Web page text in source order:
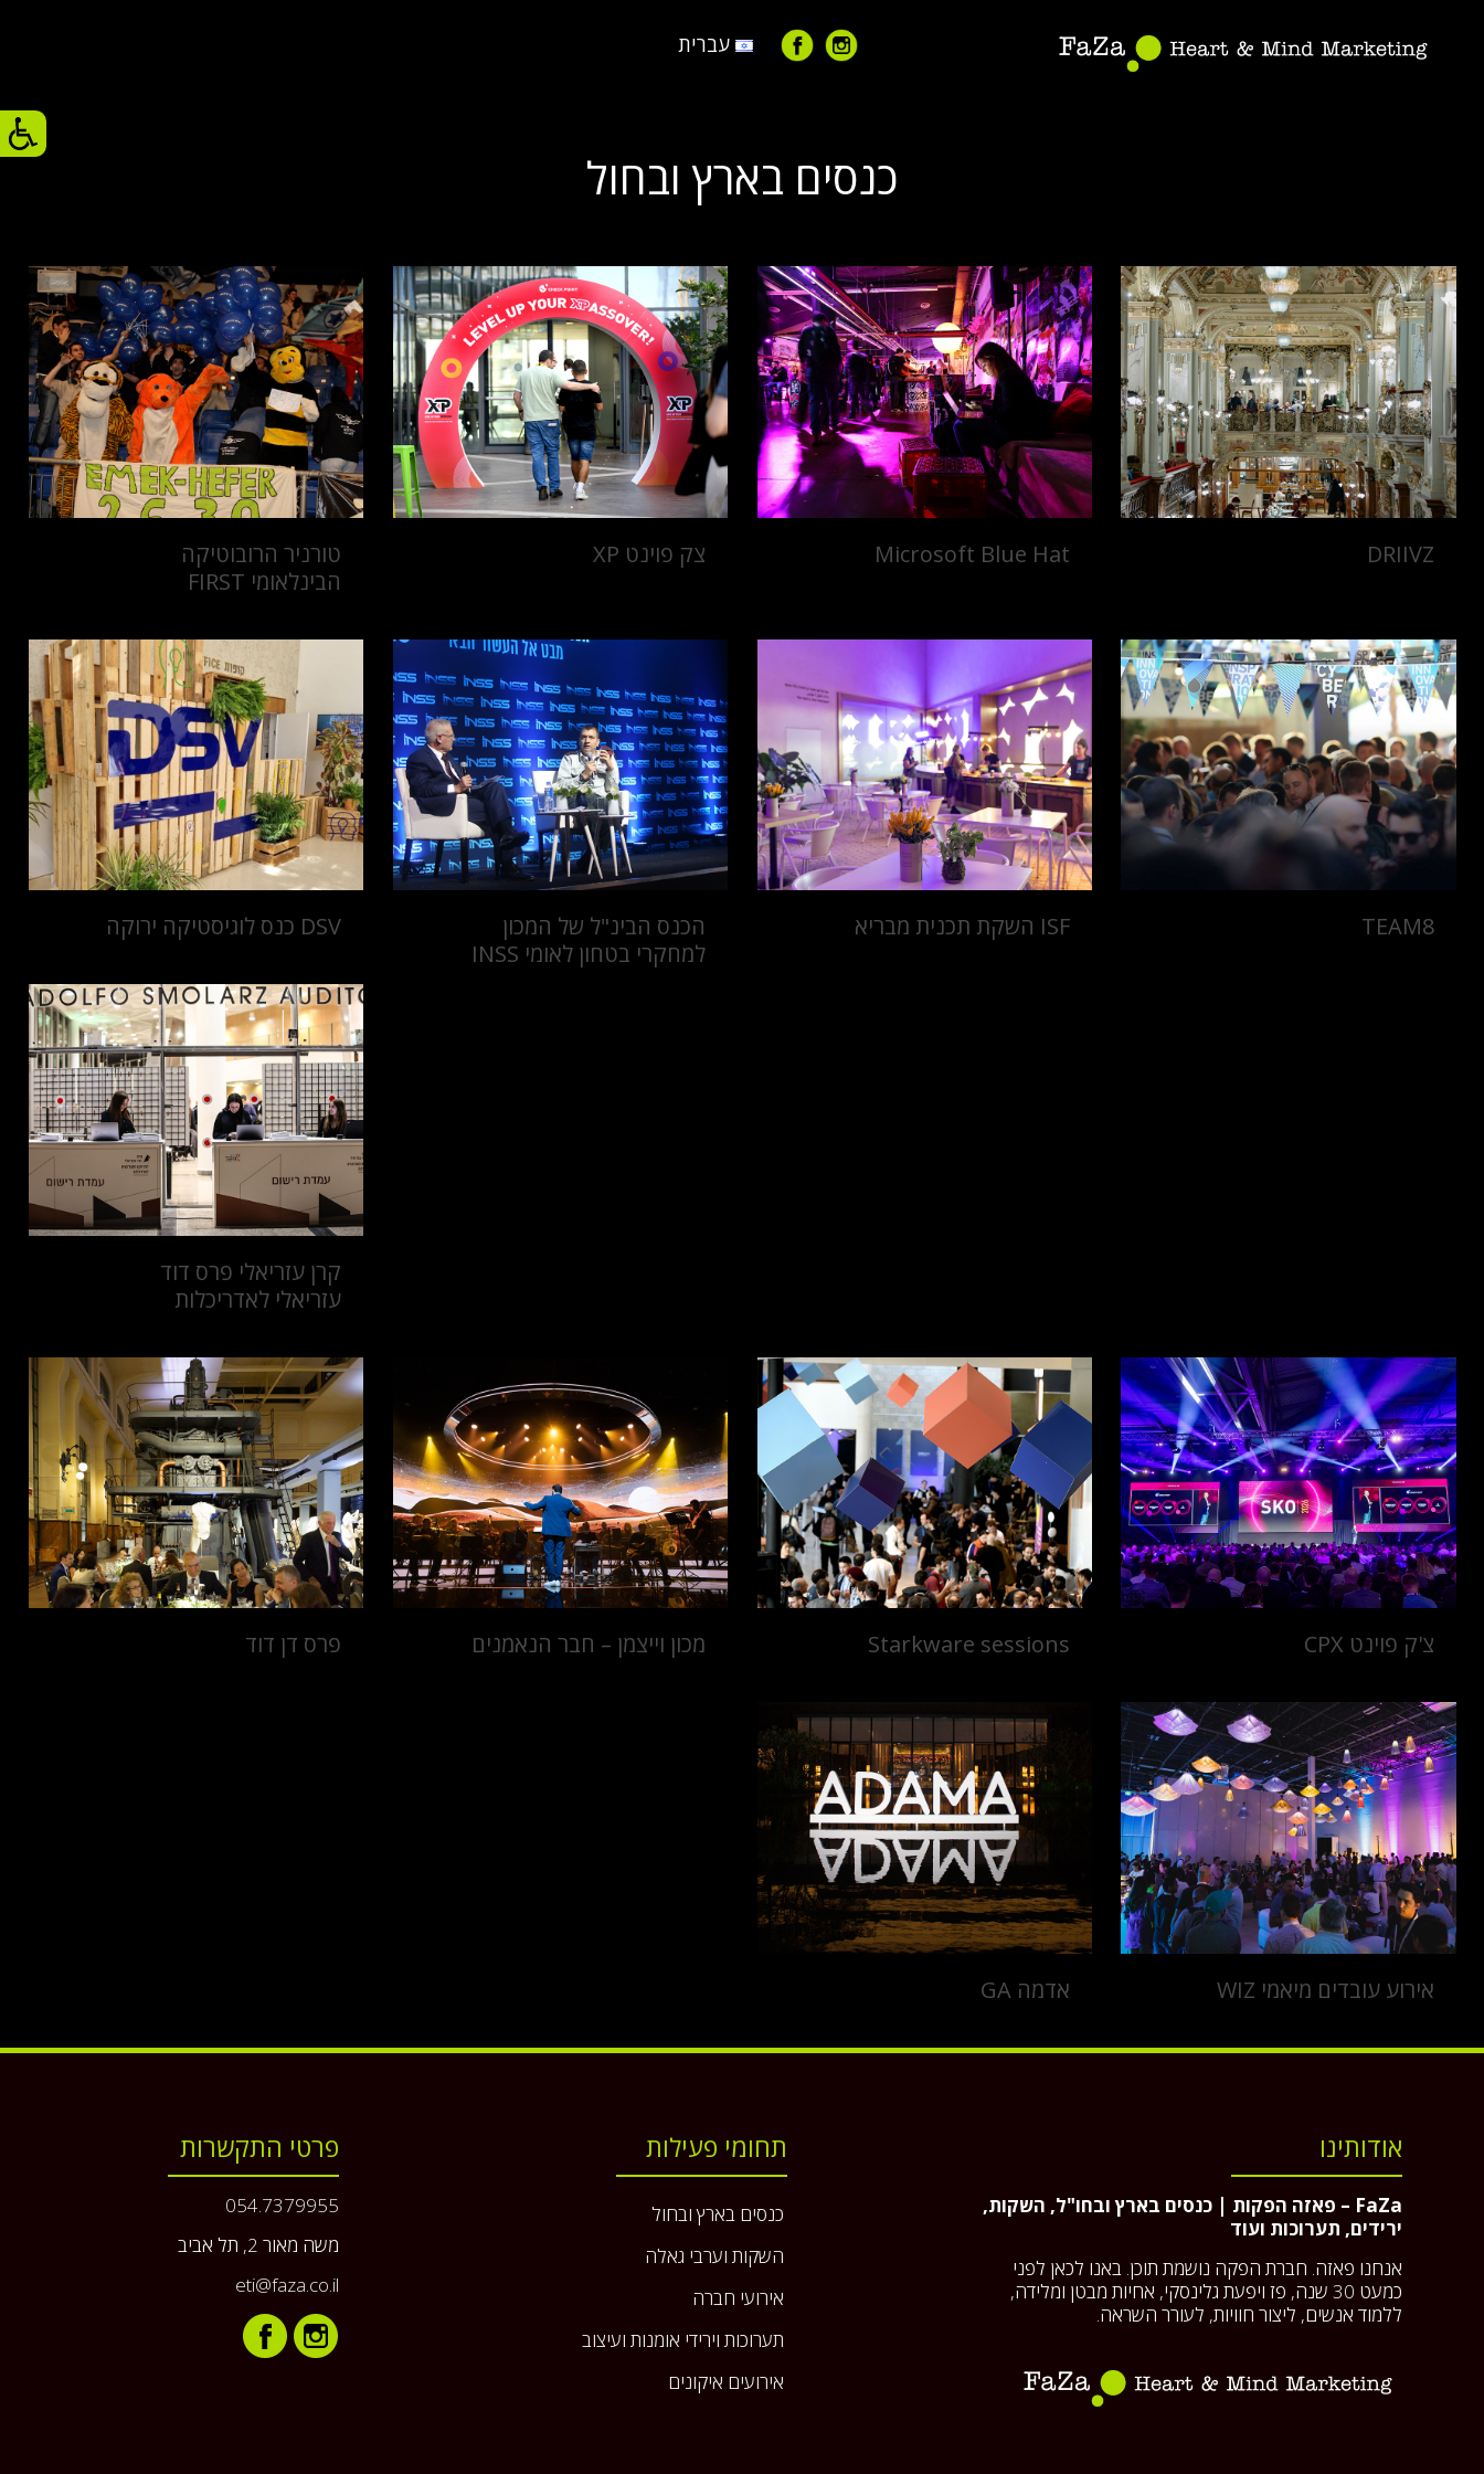
עברית
כנסים בארץ ובחול
DRIIVZ
Microsoft Blue Hat צק פוינט XP
טורניר הרובוטיקה
הבינלאומי FIRST
TEAM8 ISF השקת תכנית מבריא
הכנס הבינ"ל של המכון
למחקרי בטחון לאומי INSS
DSV כנס לוגיסטיקה ירוקה
קרן עזריאלי פרס דוד
עזריאלי לאדריכלות
צ'ק פוינט CPX Starkware sessions מכון וייצמן – חבר הנאמנים פרס דן דוד
אירוע עובדים מיאמי WIZ אדמה GA
אודותינו
FaZa – פאזה הפקות | כנסים בארץ ובחו"ל, השקות,
ירידים, תערוכות ועוד
אנחנו פאזה. חברת הפקה נושמת תוכן. באנו לכאן לפני
כמעט 30 שנה, פז ויפעת גלינסקי, אחיות מבטן ומלידה,
ללמוד אנשים, ליצור חוויות, לעורר השראה.
תחומי פעילות
כנסים בארץ ובחול
השקות וערבי גאלה
אירועי חברה
תערוכות וירידי אומנות ועיצוב
אירועים איקונים
פרטי התקשרות
054.7379955
משה מאור 2, תל אביב
eti@faza.co.il